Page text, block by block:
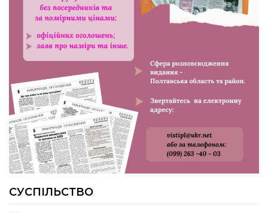
урожай: як жнивують на полях ПП
«імені Калашника»
У Розсошенцях встановили
меморіальну дошку на честь
захисника Дениса Дудки
22.07.2026
Волейболістки Щербанівської
громади вибороли «золото»
СУСПІЛЬСТВО